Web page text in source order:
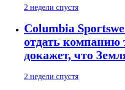
2 недели спустя
Columbia
отдать компанию
докажет, что
2 недели спустя